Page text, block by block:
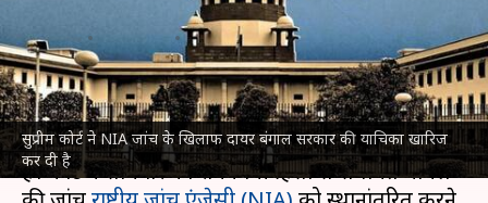
सुप्रीम कोर्ट ने NIA जांच के खिलाफ दायर बंगाल सरकार की याचिका खारिज
कर दी है
लेखन नवीन Jul 24, 2023 05:38 pm
क्या है खबर?
सुप्रीम कोर्टसे पश्चिम बंगाल सरकार को बड़ा झटका लगा
है। कोर्ट ने सोमवार को रामनवमी हिंसा से संबंधित मामले